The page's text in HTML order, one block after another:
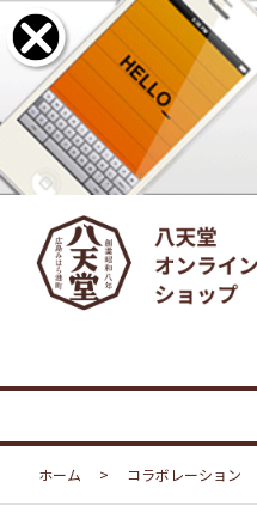
ホーム > コラボレーション